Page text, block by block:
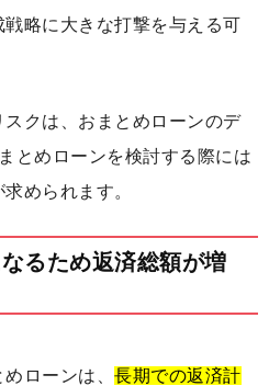
略に大きな打撃を与える可
クは、おまとめローンのデ
とめローンを検討する際には
められます。
るため返済総額が増
ローンは、 長期での返済計